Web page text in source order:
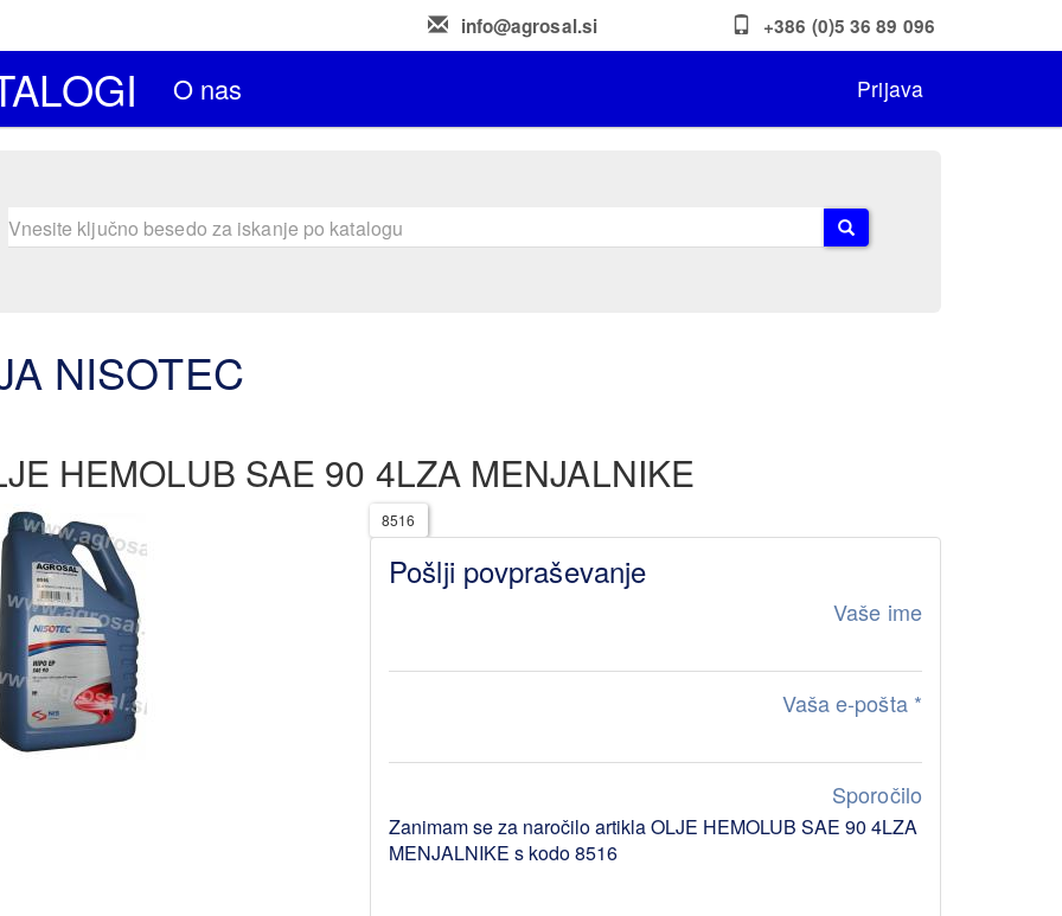
info@agrosal.si +386 (0)5 36 89 096
O nas Prijava
NISOTEC
HEMOLUB SAE 90 4LZA MENJALNIKE
8516
Pošlji povpraševanje
Vaše ime
Vaša e-pošta *
Sporočilo